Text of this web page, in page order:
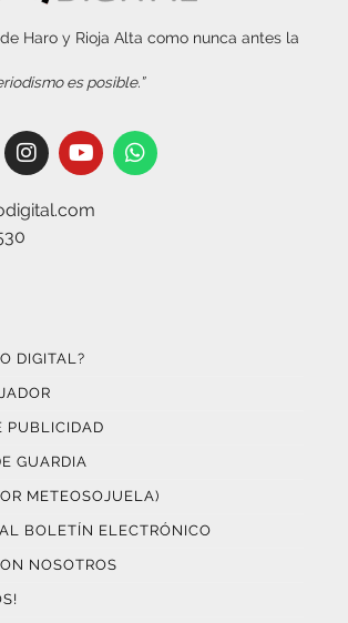
Haro y Rioja Alta como nunca antes la
es posible.”
DIGITAL?
PUBLICIDAD
GUARDIA
METEOSOJUELA)
BOLETÍN ELECTRÓNICO
NOSOTROS